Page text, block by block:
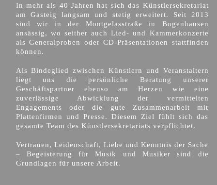
In mehr als 40 Jahren hat sich das Künstlersekretariat
am Gasteig langsam und stetig erweitert. Seit 2013
sind wir in der Montgelasstraße in Bogenhausen
ansässig, wo seither auch Lied- und Kammerkonzerte
als Generalproben oder CD-Präsentationen stattfinden
können.
Als Bindeglied zwischen Künstlern und Veranstaltern
liegt uns die persönliche Beratung unserer
Geschäftspartner ebenso am Herzen wie eine
zuverlässige Abwicklung der vermittelten
Engagements oder die gute Zusammenarbeit mit
Plattenfirmen und Presse. Diesem Ziel fühlt sich das
gesamte Team des Künstlersekretariats verpflichtet.
Vertrauen, Leidenschaft, Liebe und Kenntnis der Sache
– Begeisterung für Musik und Musiker sind die
Grundlagen für unsere Arbeit.